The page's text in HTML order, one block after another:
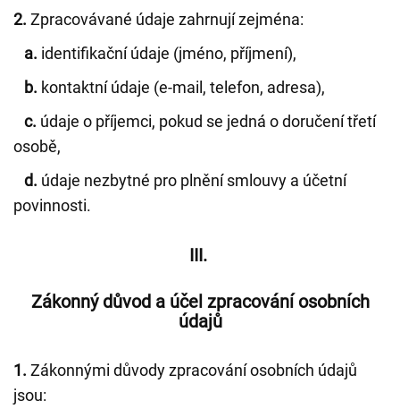
2. Zpracovávané údaje zahrnují zejména:
a. identifikační údaje (jméno, příjmení),
b. kontaktní údaje (e-mail, telefon, adresa),
c. údaje o příjemci, pokud se jedná o doručení třetí
osobě,
d. údaje nezbytné pro plnění smlouvy a účetní
povinnosti.
III.
Zákonný důvod a účel zpracování osobních
údajů
1. Zákonnými důvody zpracování osobních údajů
jsou: